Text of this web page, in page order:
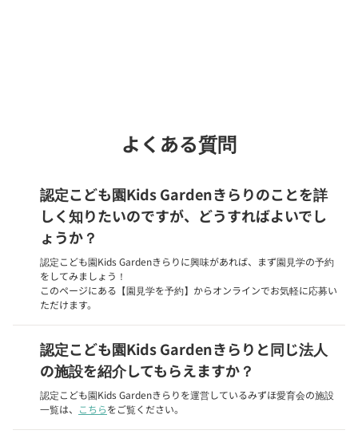
よくある質問
認定こども園Kids Gardenきらりのことを詳
しく知りたいのですが、どうすればよいでし
ょうか？
認定こども園Kids Gardenきらりに興味があれば、まず園見学の予約
をしてみましょう！
このページにある【園見学を予約】からオンラインでお気軽に応募い
ただけます。
認定こども園Kids Gardenきらりと同じ法人
の施設を紹介してもらえますか？
認定こども園Kids Gardenきらりを運営しているみずほ愛育会の施設
一覧は、
こちらをご覧ください。